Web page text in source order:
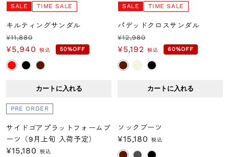
パンツ
スカート
シューズ
ファッション雑貨
アクセサリー
価格からさがす
SALE TIME SALE
キルティングサンダル
通
常
価
¥11,880
セ
ー
ル
¥5,940 税込 50%OFF
カートに入れる
SALE TIME SALE
パデッドクロスサンダル
通
常
価
¥12,980
セ
ー
ル
¥5,192 税込 60%OFF
カートに入れる
PRE ORDER
サイドゴアプラットフォームブ
ーツ（9月上旬 入荷予定）
通
¥15,180 税込
ソックブーツ
通
常
¥15,180 税込